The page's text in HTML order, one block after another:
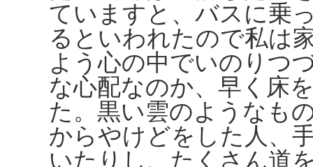
ていますと、バスに乗
るといわれたので私は
よう心の中でいのりつ
な心配なのか、早く床
た。黒い雲のようなも
からやけどをした人、
いたりし、たくさん道